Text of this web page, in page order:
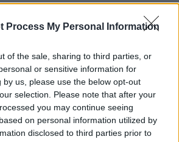
Process My Personal Information
of the sale, sharing to third parties, or
or sensitive information for
by us, please use the below opt-out
selection. Please note that after your
you may continue seeing
on personal information utilized by
disclosed to third parties prior to